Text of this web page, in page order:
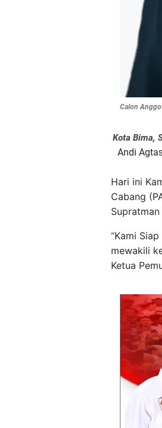
Calon
Kota Bima,
Andi
Hari ini
Cabang
“Kami
mewakili
Ketua